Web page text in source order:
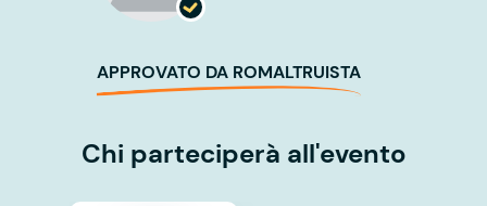
APPROVATO DA ROMALTRUISTA
Chi parteciperà all'evento